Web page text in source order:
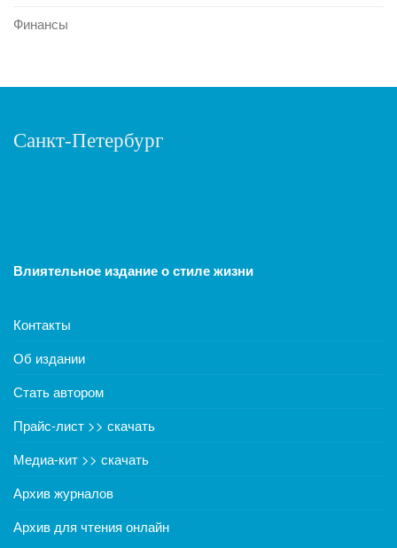
Финансы
Санкт-Петербург
Влиятельное издание о стиле жизни
Контакты
Об издании
Стать автором
Прайс-лист >> скачать
Медиа-кит >> скачать
Архив журналов
Архив для чтения онлайн